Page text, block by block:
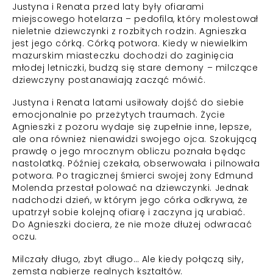
Justyna i Renata przed laty były ofiarami
miejscowego hotelarza – pedofila, który molestował
nieletnie dziewczynki z rozbitych rodzin. Agnieszka
jest jego córką. Córką potwora. Kiedy w niewielkim
mazurskim miasteczku dochodzi do zaginięcia
młodej letniczki, budzą się stare demony – milczące
dziewczyny postanawiają zacząć mówić.
Justyna i Renata latami usiłowały dojść do siebie
emocjonalnie po przeżytych traumach. Życie
Agnieszki z pozoru wydaje się zupełnie inne, lepsze,
ale ona również nienawidzi swojego ojca. Szokującą
prawdę o jego mrocznym obliczu poznała będąc
nastolatką. Później czekała, obserwowała i pilnowała
potwora. Po tragicznej śmierci swojej żony Edmund
Molenda przestał polować na dziewczynki. Jednak
nadchodzi dzień, w którym jego córka odkrywa, że
upatrzył sobie kolejną ofiarę i zaczyna ją urabiać.
Do Agnieszki dociera, że nie może dłużej odwracać
oczu.
Milczały długo, zbyt długo… Ale kiedy połączą siły,
zemsta nabierze realnych kształtów.